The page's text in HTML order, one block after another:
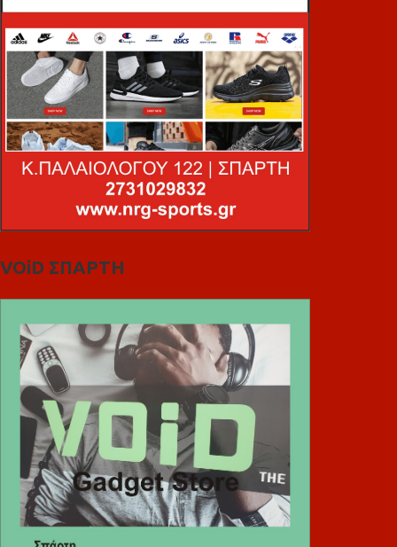
VOiD ΣΠΑΡΤΗ